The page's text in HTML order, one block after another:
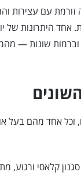
עם עצירות
אחד היתרונות של
וברמות שונות —
וכל אחד מהם בעל
קלאסי ורגוע,